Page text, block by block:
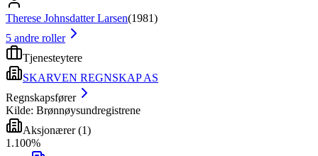
Therese Johnsdatter Larsen(1981)
5 andre roller
Tjenesteytere
SKARVEN REGNSKAP AS
Regnskapsfører
Kilde: Brønnøysundregistrene
Aksjonærer(1)
1 .100%